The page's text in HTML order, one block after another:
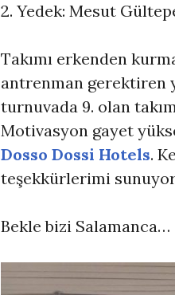
2. Yedek: Mesut
Takımı erkenden
antrenman gerektiren
turnuvada 9. olan
Motivasyon gayet
Dosso Dossi Hotels.
teşekkürlerimi
Bekle bizi Salamanca…